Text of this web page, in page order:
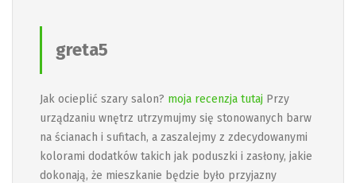
greta5
Jak ocieplić szary salon? moja recenzja tutaj Przy
urządzaniu wnętrz utrzymujmy się stonowanych barw
na ścianach i sufitach, a zaszalejmy z zdecydowanymi
kolorami dodatków takich jak poduszki i zasłony, jakie
dokonają, że mieszkanie będzie było przyjazny